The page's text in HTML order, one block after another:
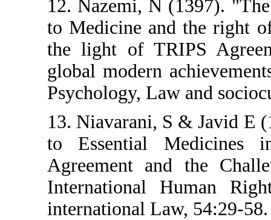
12. Nazemi, N
to Medicine and
the light of
global modern
Psychology, Law
13. Niavarani, S
to Essential
Agreement and
International
international